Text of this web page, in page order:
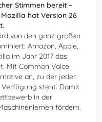
Stimmen bereit –
hat Version 26
von den ganz großen
Amazon, Apple,
im Jahr 2017 das
Mit Common Voice
an, zu der jeder
steht. Damit
in der
fördern.